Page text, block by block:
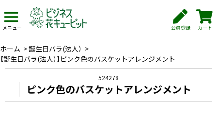
メニュー 会員登録 カート
ホーム >誕生日バラ(法人） >
【誕生日バラ(法人）】ピンク色のバスケットアレンジメント
524278
ピンク色のバスケットアレンジメント